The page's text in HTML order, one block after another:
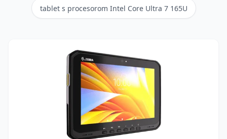
tablet s procesorom Intel Core Ultra 7 165U